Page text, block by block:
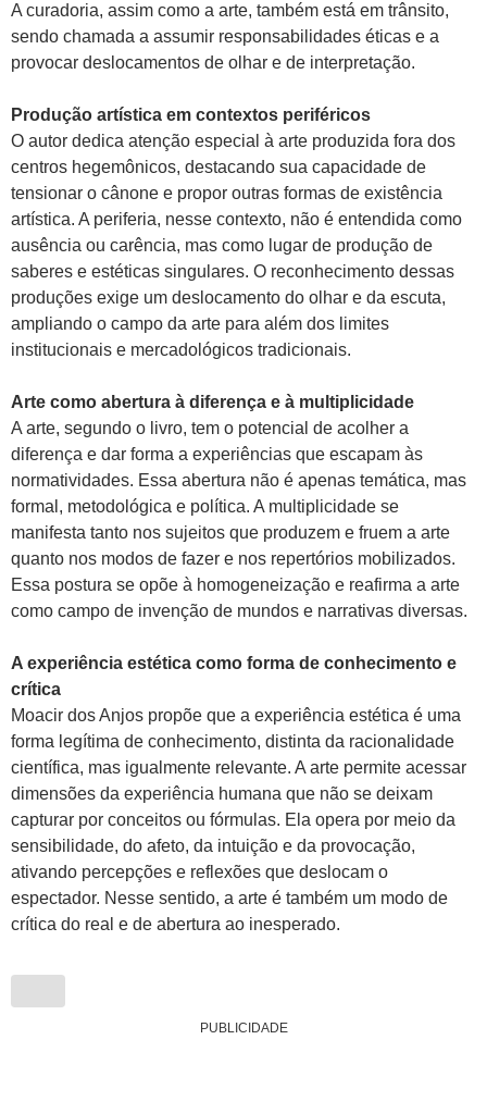
A curadoria, assim como a arte, também está em trânsito,
sendo chamada a assumir responsabilidades éticas e a
provocar deslocamentos de olhar e de interpretação.
Produção artística em contextos periféricos
O autor dedica atenção especial à arte produzida fora dos
centros hegemônicos, destacando sua capacidade de
tensionar o cânone e propor outras formas de existência
artística. A periferia, nesse contexto, não é entendida como
ausência ou carência, mas como lugar de produção de
saberes e estéticas singulares. O reconhecimento dessas
produções exige um deslocamento do olhar e da escuta,
ampliando o campo da arte para além dos limites
institucionais e mercadológicos tradicionais.
Arte como abertura à diferença e à multiplicidade
A arte, segundo o livro, tem o potencial de acolher a
diferença e dar forma a experiências que escapam às
normatividades. Essa abertura não é apenas temática, mas
formal, metodológica e política. A multiplicidade se
manifesta tanto nos sujeitos que produzem e fruem a arte
quanto nos modos de fazer e nos repertórios mobilizados.
Essa postura se opõe à homogeneização e reafirma a arte
como campo de invenção de mundos e narrativas diversas.
A experiência estética como forma de conhecimento e
crítica
Moacir dos Anjos propõe que a experiência estética é uma
forma legítima de conhecimento, distinta da racionalidade
científica, mas igualmente relevante. A arte permite acessar
dimensões da experiência humana que não se deixam
capturar por conceitos ou fórmulas. Ela opera por meio da
sensibilidade, do afeto, da intuição e da provocação,
ativando percepções e reflexões que deslocam o
espectador. Nesse sentido, a arte é também um modo de
crítica do real e de abertura ao inesperado.
PUBLICIDADE